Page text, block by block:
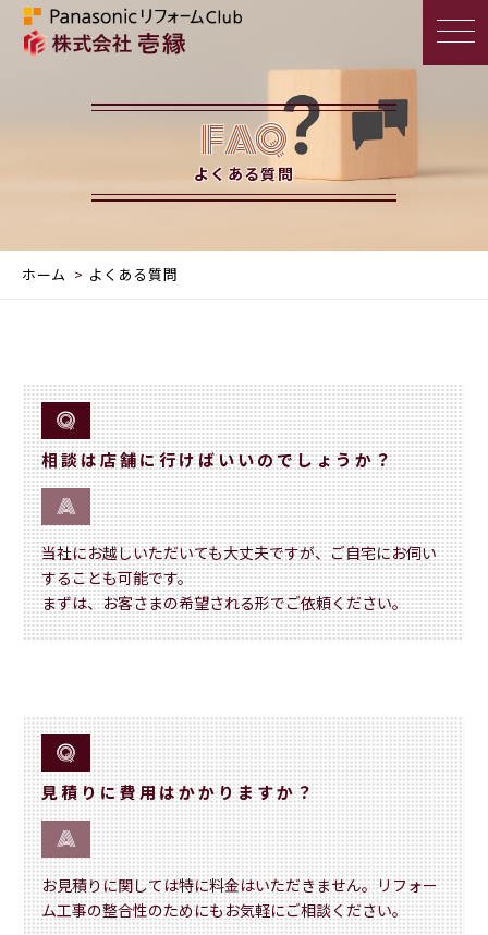
FAQ
よくある質問
ホーム よくある質問
相談は店舗に行けばいいのでしょうか？
当社にお越しいただいても大丈夫ですが、ご自宅にお伺い
することも可能です。
まずは、お客さまの希望される形でご依頼ください。
見積りに費用はかかりますか？
お見積りに関しては特に料金はいただきません。リフォー
ム工事の整合性のためにもお気軽にご相談ください。